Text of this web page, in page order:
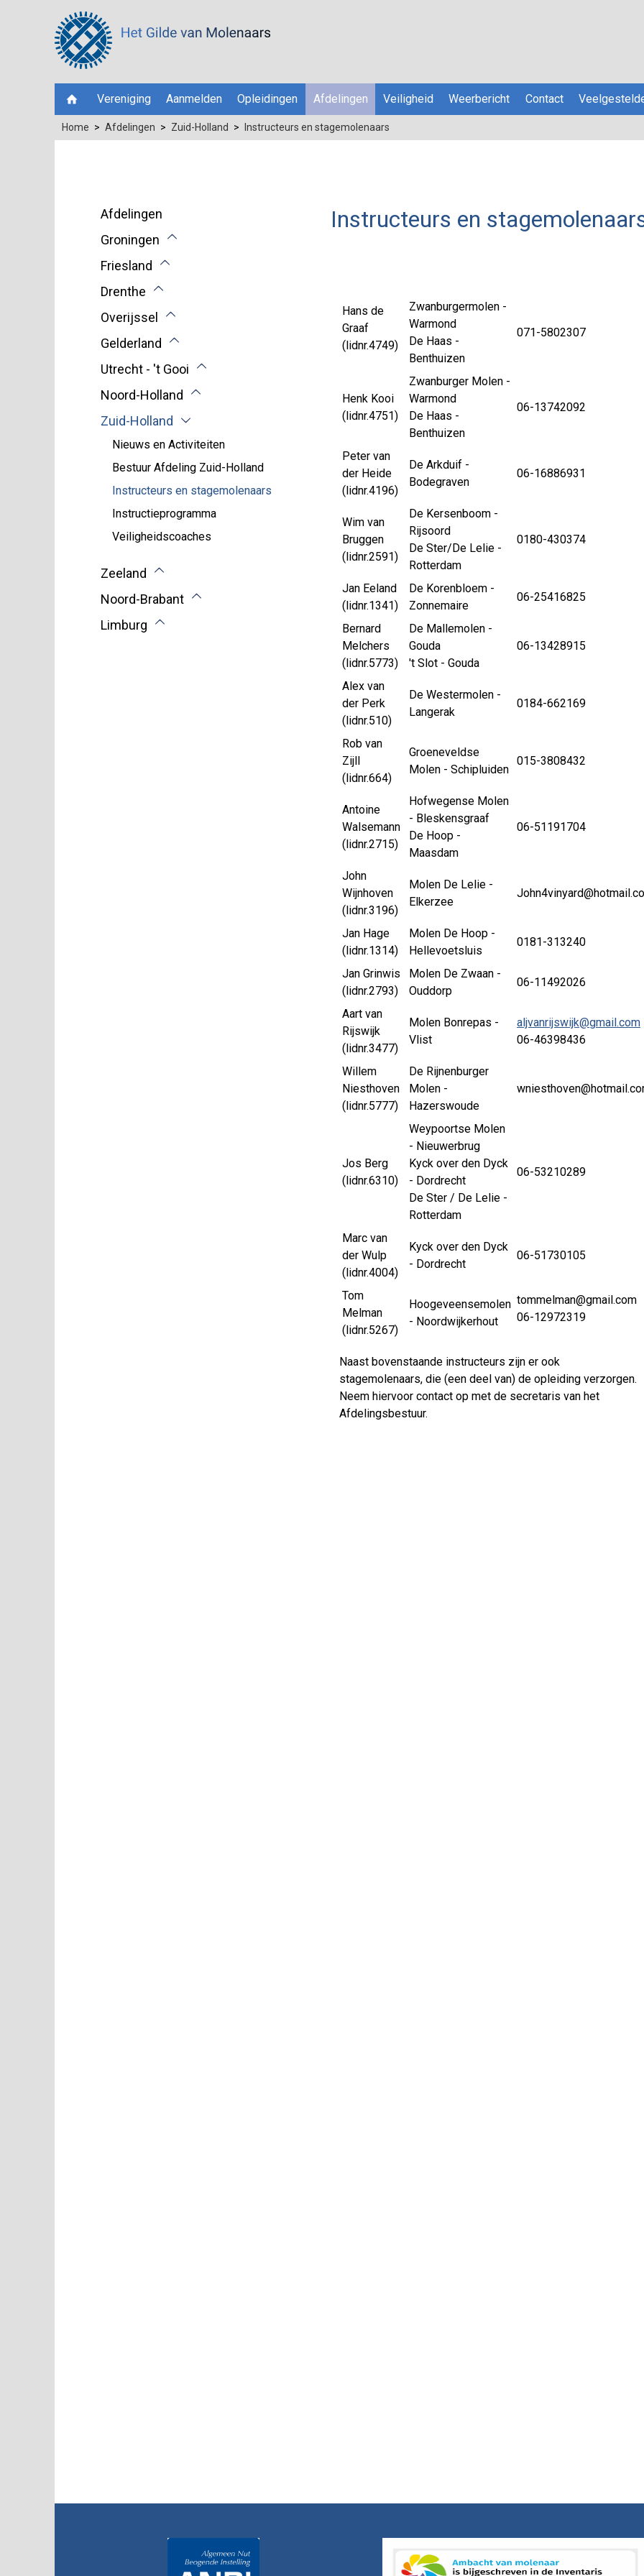
Vereniging Aanmelden Opleidingen Afdelingen Veiligheid Weerbericht Contact
Home Afdelingen Zuid-Holland Instructeurs en stagemolenaars
Afdelingen
Groningen
Friesland
Drenthe
Overijssel
Gelderland
Utrecht - 't Gooi
Noord-Holland
Zuid-Holland
Nieuws en Activiteiten
Bestuur Afdeling Zuid-Holland
Instructeurs en stagemolenaars
Instructieprogramma
Veiligheidscoaches
Zeeland
Noord-Brabant
Limburg
Instructeurs en
Hans de
Graaf
(lidnr.4749)
Zwanburgermolen -
Warmond
De Haas -
Benthuizen
071-5802307
Henk Kooi
(lidnr.4751)
Zwanburger Molen -
Warmond
De Haas -
Benthuizen
06-13742092
Peter van
der Heide
(lidnr.4196)
De Arkduif -
Bodegraven
06-16886931
Wim van
Bruggen
(lidnr.2591)
De Kersenboom -
Rijsoord
De Ster/De Lelie -
Rotterdam
0180-430374
Jan Eeland
(lidnr.1341)
De Korenbloem -
Zonnemaire
06-25416825
Bernard
Melchers
(lidnr.5773)
De Mallemolen -
Gouda
't Slot - Gouda
06-13428915
Alex van
der Perk
(lidnr.510)
De Westermolen -
Langerak
0184-662169
Rob van
Zijll
(lidnr.664)
Groeneveldse
Molen - Schipluiden
015-3808432
Antoine
Walsemann
(lidnr.2715)
Hofwegense Molen
- Bleskensgraaf
De Hoop -
Maasdam
06-51191704
John
Wijnhoven
(lidnr.3196)
Molen De Lelie -
Elkerzee
Jan Hage
(lidnr.1314)
Molen De Hoop -
Hellevoetsluis
0181-313240
Jan Grinwis
(lidnr.2793)
Molen De Zwaan -
Ouddorp
06-11492026
Aart van
Rijswijk
(lidnr.3477)
Molen Bonrepas -
Vlist
aljvanrijswijk@gmail.com
06-46398436
Willem
Niesthoven
(lidnr.5777)
De Rijnenburger
Molen -
Hazerswoude
Jos Berg
(lidnr.6310)
Weypoortse Molen
- Nieuwerbrug
Kyck over den Dyck
- Dordrecht
De Ster / De Lelie -
Rotterdam
06-53210289
Marc van
der Wulp
(lidnr.4004)
Kyck over den Dyck
- Dordrecht
06-51730105
Tom
Melman
(lidnr.5267)
Hoogeveensemolen
- Noordwijkerhout
tommelman@gmail.com
06-12972319
Naast bovenstaande instructeurs zijn er ook
stagemolenaars, die (een deel van) de opleiding verzorgen.
Neem hiervoor contact op met de secretaris van het
Afdelingsbestuur.